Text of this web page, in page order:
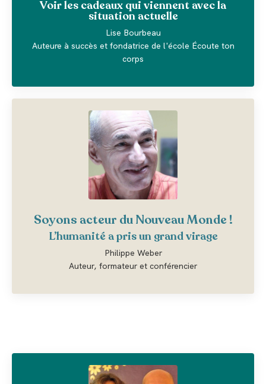
Voir les cadeaux qui viennent avec la
situation actuelle
Lise Bourbeau
Auteure à succès et fondatrice de l'école Écoute ton
corps
Soyons acteur du Nouveau Monde !
L’humanité a pris un grand virage
Philippe Weber
Auteur, formateur et conférencier